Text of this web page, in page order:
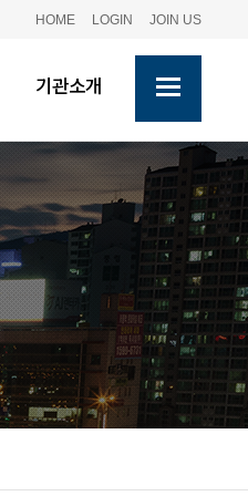
HOME LOGIN JOIN US
기관소개